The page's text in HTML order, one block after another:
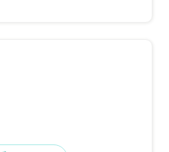
址地圖『另開新視窗』